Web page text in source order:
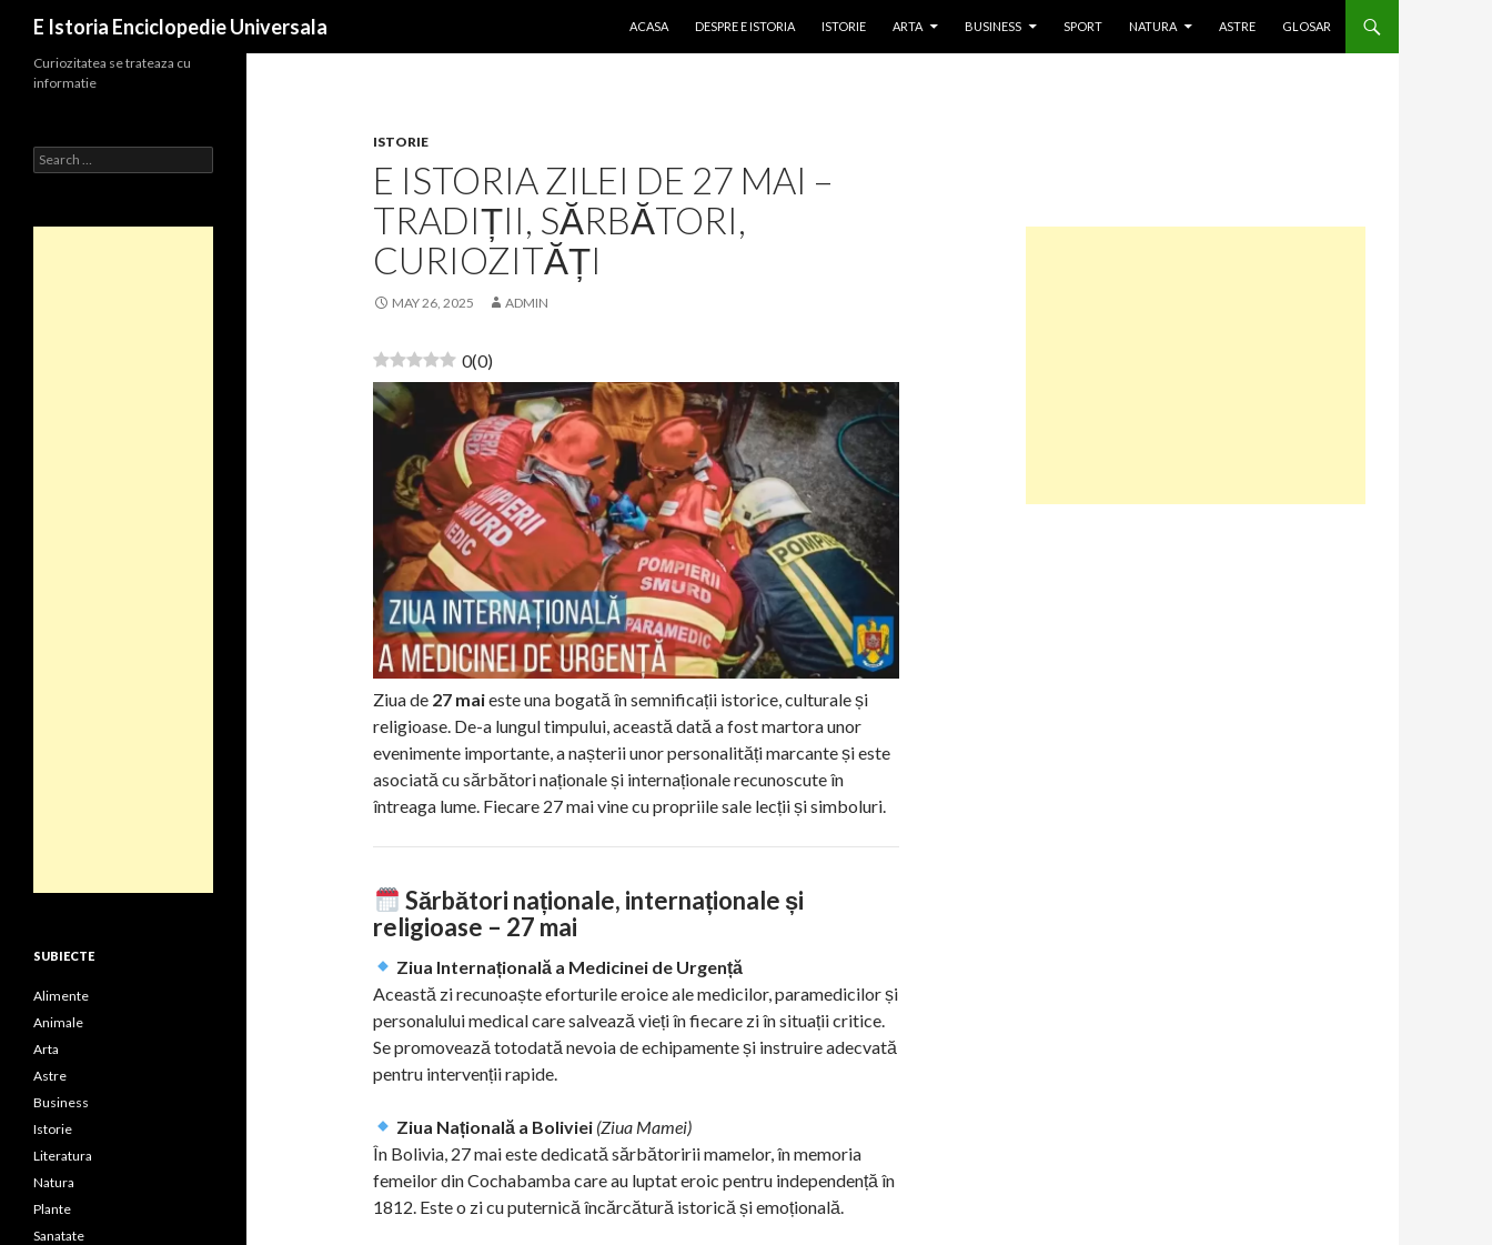
E Istoria Enciclopedie Universala
ACASA
DESPRE E ISTORIA ISTORIE ARTA BUSINESS SPORT NATURA ASTRE GLOSAR
ISTORIE
E ISTORIA ZILEI DE 27 MAI –
TRADIȚII, SĂRBĂTORI,
CURIOZITĂȚI
MAY 26, 2025 ADMIN
0(0)
Ziua de 27 maieste una bogată în semnificații istorice, culturale și
religioase. De-a lungul timpului, această dată a fost martora unor
evenimente importante, a nașterii unor personalități marcante și este
asociată cu sărbători naționale și internaționale recunoscute în
întreaga lume. Fiecare 27 mai vine cu propriile sale lecții și simboluri.
Sărbători naționale, internaționale și
religioase – 27 mai
Ziua Internațională a Medicinei de Urgență
Această zi recunoaște eforturile eroice ale medicilor, paramedicilor și
personalului medical care salvează vieți în fiecare zi în situații critice.
Se promovează totodată nevoia de echipamente și instruire adecvată
pentru intervenții rapide.
Ziua Națională a Boliviei (Ziua Mamei)
În Bolivia, 27 mai este dedicată sărbătoririi mamelor, în memoria
femeilor din Cochabamba care au luptat eroic pentru independență în
1812. Este o zi cu puternică încărcătură istorică și emoțională.
Curiozitatea se trateaza cu
informatie
Search
for:
SUBIECTE
Alimente
Animale
Arta
Astre
Business
Istorie
Literatura
Natura
Plante
Sanatate